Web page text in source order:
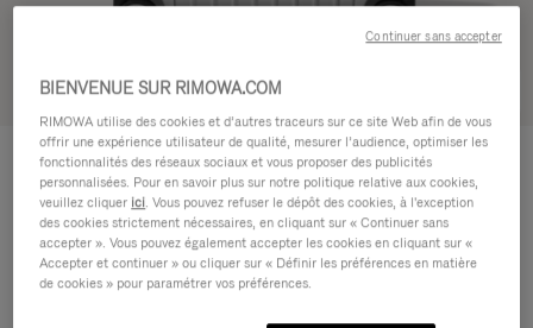
ORIGINAL
Cabin 1.200,00 €
Guide des tailles
Taille
Cabin 55 x 40 x 23 cm
BIENVENUE SUR RIMOWA.COM
RIMOWA utilise des cookies et d’autres traceurs sur ce site Web afin de vous
offrir une expérience utilisateur de qualité, mesurer l’audience, optimiser les
fonctionnalités des réseaux sociaux et vous proposer des publicités
personnalisées. Pour en savoir plus sur notre politique relative aux cookies,
veuillez cliquer ici. Vous pouvez refuser le dépôt des cookies, à l'exception
des cookies strictement nécessaires, en cliquant sur « Continuer sans
accepter ». Vous pouvez également accepter les cookies en cliquant sur «
Accepter et continuer » ou cliquer sur « Définir les préférences en matière
de cookies » pour paramétrer vos préférences.
Continuer sans accepter